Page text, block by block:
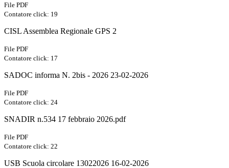
File PDF
Contatore click: 19
CISL Assemblea Regionale GPS 2
File PDF
Contatore click: 17
SADOC informa N. 2bis - 2026 23-02-2026
File PDF
Contatore click: 24
SNADIR n.534 17 febbraio 2026.pdf
File PDF
Contatore click: 22
USB Scuola circolare 13022026 16-02-2026